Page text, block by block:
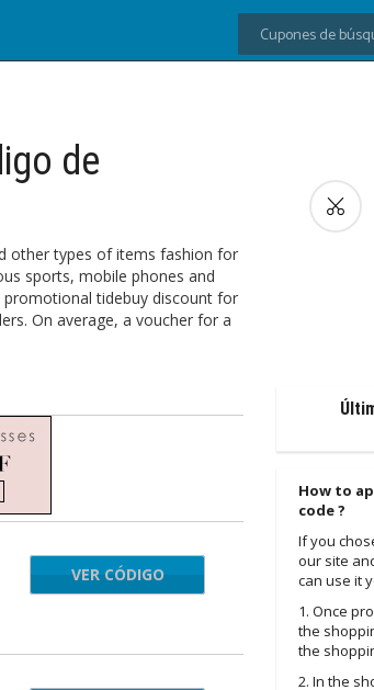
de
other types of items fashion for
sports, mobile phones and
promotional tidebuy discount for
On average, a voucher for a
WE70
VER CÓDIGO
How to
code ?
If you
our site
can use it
1. Once
the
the
2. In the